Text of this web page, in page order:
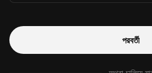
পরবর্তী